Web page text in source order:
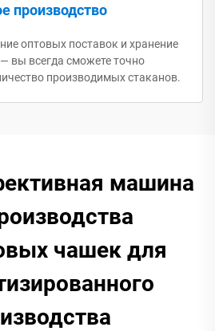
производство
оптовых поставок и хранение
вы всегда сможете точно
производимых стаканов.
машина
чашек для